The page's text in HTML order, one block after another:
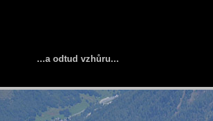
...a odtud vzhůru...